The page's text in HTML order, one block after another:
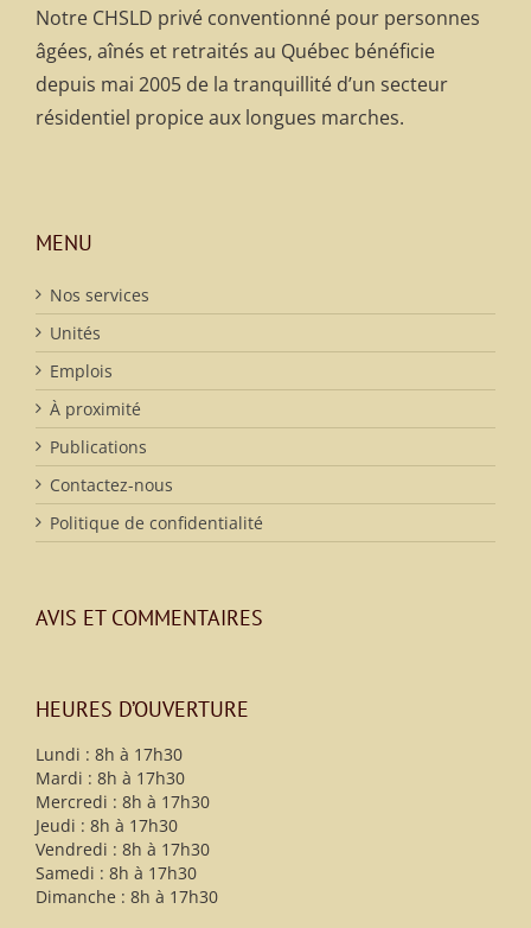
Notre CHSLD privé conventionné pour personnes
âgées, aînés et retraités au Québec bénéficie
depuis mai 2005 de la tranquillité d’un secteur
résidentiel propice aux longues marches.
MENU
Nos services
Unités
Emplois
À proximité
Publications
Contactez-nous
Politique de confidentialité
AVIS ET COMMENTAIRES
HEURES D’OUVERTURE
Lundi : 8h à 17h30
Mardi : 8h à 17h30
Mercredi : 8h à 17h30
Jeudi : 8h à 17h30
Vendredi : 8h à 17h30
Samedi : 8h à 17h30
Dimanche : 8h à 17h30